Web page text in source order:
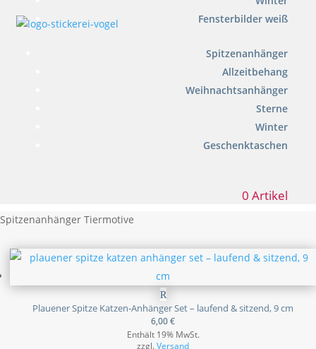
Fensterbilder weiß
Spitzenanhänger
Allzeitbehang
Weihnachtsanhänger
Sterne
Winter
Geschenktaschen
0 Artikel
Spitzenanhänger Tiermotive
Plauener Spitze Katzen-Anhänger Set – laufend & sitzend, 9 cm
6,00€
Enthält 19% MwSt.
zzgl.Versand